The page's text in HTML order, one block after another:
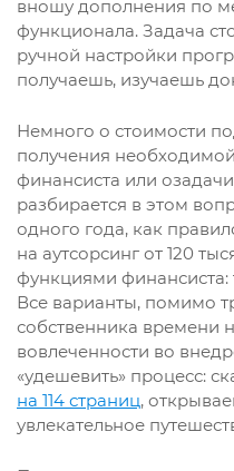
вношу дополнения по
функционала. Задача
ручной настройки
получаешь, изучаешь
Немного о стоимости
получения
финансиста или
разбирается в этом
одного года, как
на аутсорсинг от 120
функциями финансиста:
Все варианты, помимо
собственника времени
вовлеченности во
«удешевить» процесс:
на 114 страниц,
увлекательное